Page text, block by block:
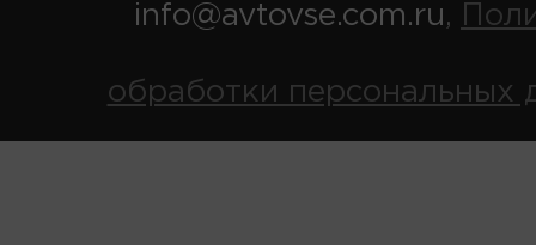
info@avtovse.com.ru,
обработки персональных